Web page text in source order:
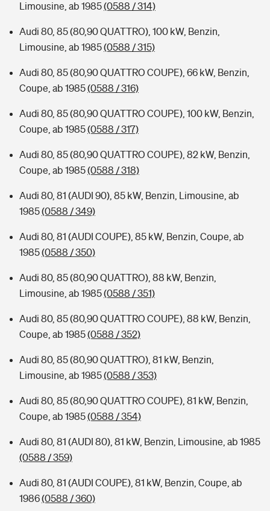
Limousine, ab 1985(0588 / 314)
Audi 80, 85 (80,90 QUATTRO), 100 kW, Benzin,
Limousine, ab 1985(0588 / 315)
Audi 80, 85 (80,90 QUATTRO COUPE), 66 kW, Benzin,
Coupe, ab 1985(0588 / 316)
Audi 80, 85 (80,90 QUATTRO COUPE), 100 kW, Benzin,
Coupe, ab 1985(0588 / 317)
Audi 80, 85 (80,90 QUATTRO COUPE), 82 kW, Benzin,
Coupe, ab 1985(0588 / 318)
Audi 80, 81 (AUDI 90), 85 kW, Benzin, Limousine, ab
1985(0588 / 349)
Audi 80, 81 (AUDI COUPE), 85 kW, Benzin, Coupe, ab
1985(0588 / 350)
Audi 80, 85 (80,90 QUATTRO), 88 kW, Benzin,
Limousine, ab 1985(0588 / 351)
Audi 80, 85 (80,90 QUATTRO COUPE), 88 kW, Benzin,
Coupe, ab 1985(0588 / 352)
Audi 80, 85 (80,90 QUATTRO), 81 kW, Benzin,
Limousine, ab 1985(0588 / 353)
Audi 80, 85 (80,90 QUATTRO COUPE), 81 kW, Benzin,
Coupe, ab 1985(0588 / 354)
Audi 80, 81 (AUDI 80), 81 kW, Benzin, Limousine, ab 1985
(0588 / 359)
Audi 80, 81 (AUDI COUPE), 81 kW, Benzin, Coupe, ab
1986(0588 / 360)